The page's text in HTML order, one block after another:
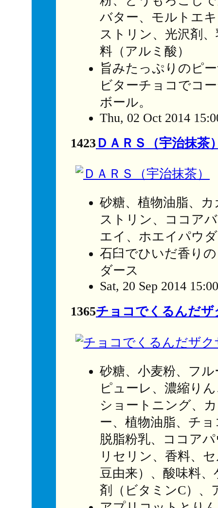
バター、モルトエ
ストリン、光沢剤
料（アルミ酸）
旨みたっぷりのピ
ビターチョコでコ
ボール。
Thu, 02 Oct 2014
1423 ＤＡＲＳ（宇治抹茶
砂糖、植物油脂、
ストリン、ココア
エイ、ホエイパウ
石臼でひいだ香り
ダース
Sat, 20 Sep 2014
1365チョコでくるんだ
砂糖、小麦粉、フ
ピューレ、濃縮り
ショートニング、
ー、植物油脂、チ
脱脂粉乳、ココア
リセリン、香料、
豆由来）、酸味料
剤（ビタミンC）、